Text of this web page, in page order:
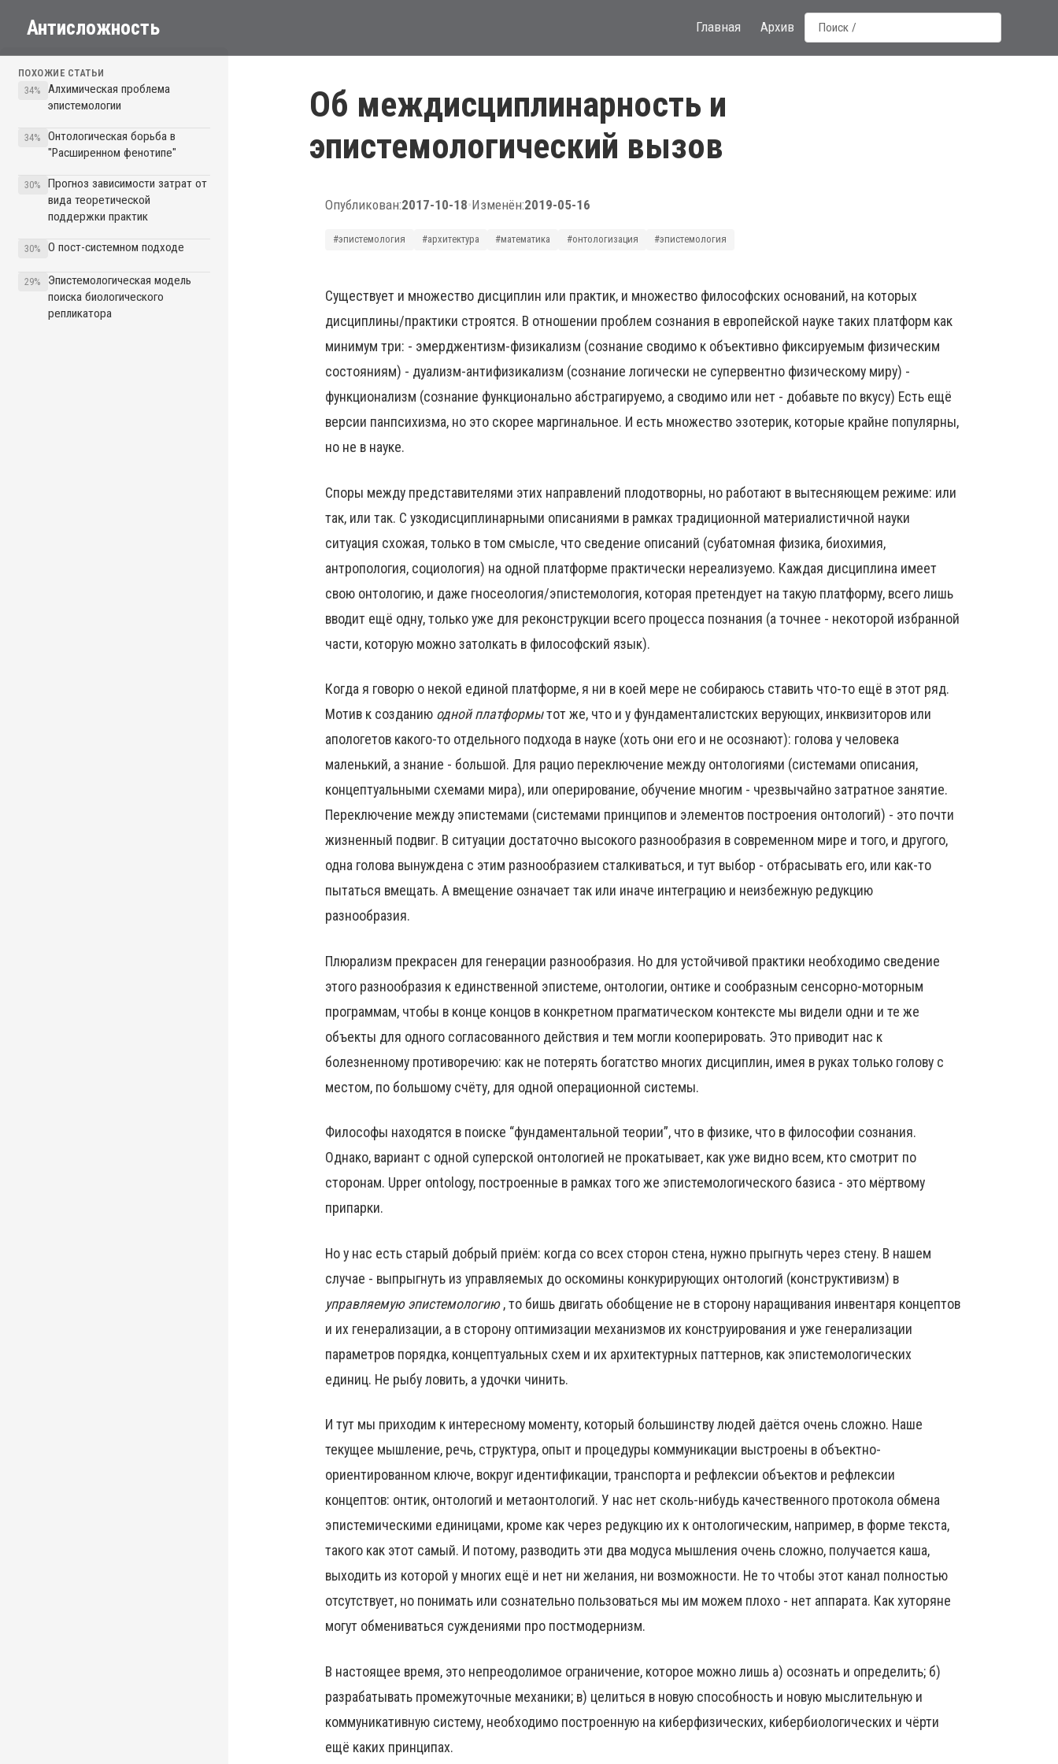
Антисложность Главная Архив
ПОХОЖИЕ СТАТЬИ
34%
Алхимическая проблема
эпистемологии
34%
Онтологическая борьба в
"Расширенном фенотипе"
30%
Прогноз зависимости затрат от
вида теоретической
поддержки практик
30% О пост-системном подходе
29%
Эпистемологическая модель
поиска биологического
репликатора
Об междисциплинарность и
эпистемологический вызов
Опубликован:2017-10-18•Изменён:2019-05-16
#эпистемология #архитектура #математика #онтологизация #эпистемология
Существует и множество дисциплин или практик, и множество философских оснований, на которых
дисциплины/практики строятся. В отношении проблем сознания в европейской науке таких платформ как
минимум три: - эмерджентизм-физикализм (сознание сводимо к объективно фиксируемым физическим
состояниям) - дуализм-антифизикализм (сознание логически не супервентно физическому миру) -
функционализм (сознание функционально абстрагируемо, а сводимо или нет - добавьте по вкусу) Есть ещё
версии панпсихизма, но это скорее маргинальное. И есть множество эзотерик, которые крайне популярны,
но не в науке.
Споры между представителями этих направлений плодотворны, но работают в вытесняющем режиме: или
так, или так. С узкодисциплинарными описаниями в рамках традиционной материалистичной науки
ситуация схожая, только в том смысле, что сведение описаний (субатомная физика, биохимия,
антропология, социология) на одной платформе практически нереализуемо. Каждая дисциплина имеет
свою онтологию, и даже гносеология/эпистемология, которая претендует на такую платформу, всего лишь
вводит ещё одну, только уже для реконструкции всего процесса познания (а точнее - некоторой избранной
части, которую можно затолкать в философский язык).
Когда я говорю о некой единой платформе, я ни в коей мере не собираюсь ставить что-то ещё в этот ряд.
Мотив к созданию одной платформытот же, что и у фундаменталистских верующих, инквизиторов или
апологетов какого-то отдельного подхода в науке (хоть они его и не осознают): голова у человека
маленький, а знание - большой. Для рацио переключение между онтологиями (системами описания,
концептуальными схемами мира), или оперирование, обучение многим - чрезвычайно затратное занятие.
Переключение между эпистемами (системами принципов и элементов построения онтологий) - это почти
жизненный подвиг. В ситуации достаточно высокого разнообразия в современном мире и того, и другого,
одна голова вынуждена с этим разнообразием сталкиваться, и тут выбор - отбрасывать его, или как-то
пытаться вмещать. А вмещение означает так или иначе интеграцию и неизбежную редукцию
разнообразия.
Плюрализм прекрасен для генерации разнообразия. Но для устойчивой практики необходимо сведение
этого разнообразия к единственной эпистеме, онтологии, онтике и сообразным сенсорно-моторным
программам, чтобы в конце концов в конкретном прагматическом контексте мы видели одни и те же
объекты для одного согласованного действия и тем могли кооперировать. Это приводит нас к
болезненному противоречию: как не потерять богатство многих дисциплин, имея в руках только голову с
местом, по большому счёту, для одной операционной системы.
Философы находятся в поиске “фундаментальной теории”, что в физике, что в философии сознания.
Однако, вариант с одной суперской онтологией не прокатывает, как уже видно всем, кто смотрит по
сторонам. Upper ontology, построенные в рамках того же эпистемологического базиса - это мёртвому
припарки.
Но у нас есть старый добрый приём: когда со всех сторон стена, нужно прыгнуть через стену. В нашем
случае - выпрыгнуть из управляемых до оскомины конкурирующих онтологий (конструктивизм) в
управляемую эпистемологию, то бишь двигать обобщение не в сторону наращивания инвентаря концептов
и их генерализации, а в сторону оптимизации механизмов их конструирования и уже генерализации
параметров порядка, концептуальных схем и их архитектурных паттернов, как эпистемологических
единиц. Не рыбу ловить, а удочки чинить.
И тут мы приходим к интересному моменту, который большинству людей даётся очень сложно. Наше
текущее мышление, речь, структура, опыт и процедуры коммуникации выстроены в объектно-
ориентированном ключе, вокруг идентификации, транспорта и рефлексии объектов и рефлексии
концептов: онтик, онтологий и метаонтологий. У нас нет сколь-нибудь качественного протокола обмена
эпистемическими единицами, кроме как через редукцию их к онтологическим, например, в форме текста,
такого как этот самый. И потому, разводить эти два модуса мышления очень сложно, получается каша,
выходить из которой у многих ещё и нет ни желания, ни возможности. Не то чтобы этот канал полностью
отсутствует, но понимать или сознательно пользоваться мы им можем плохо - нет аппарата. Как хуторяне
могут обмениваться суждениями про постмодернизм.
В настоящее время, это непреодолимое ограничение, которое можно лишь а) осознать и определить; б)
разрабатывать промежуточные механики; в) целиться в новую способность и новую мыслительную и
коммуникативную систему, необходимо построенную на киберфизических, кибербиологических и чёрти
ещё каких принципах.